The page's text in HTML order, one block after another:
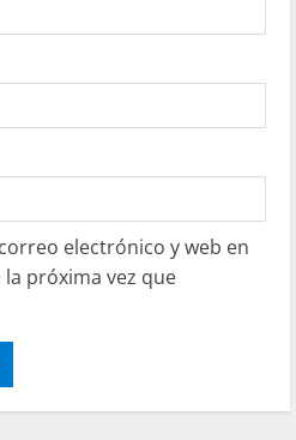
electrónico y web en
próxima vez que